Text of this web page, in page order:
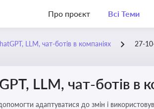
Про проєкт Всі Теми
LLM, чат-ботів в компаніях 27-
LLM, чат-ботів в
адаптуватися до змін і